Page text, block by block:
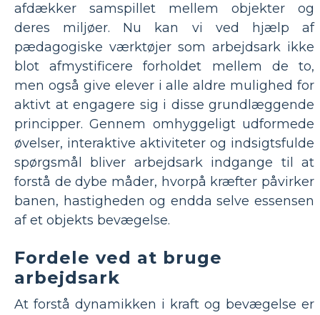
afdækker samspillet mellem objekter og
deres miljøer. Nu kan vi ved hjælp af
pædagogiske værktøjer som arbejdsark ikke
blot afmystificere forholdet mellem de to,
men også give elever i alle aldre mulighed for
aktivt at engagere sig i disse grundlæggende
principper. Gennem omhyggeligt udformede
øvelser, interaktive aktiviteter og indsigtsfulde
spørgsmål bliver arbejdsark indgange til at
forstå de dybe måder, hvorpå kræfter påvirker
banen, hastigheden og endda selve essensen
af ​​et objekts bevægelse.
Fordele ved at bruge
arbejdsark
At forstå dynamikken i kraft og bevægelse er